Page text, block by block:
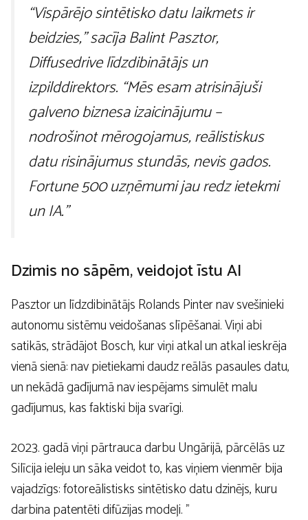
“Vispārējo sintētisko datu laikmets ir
beidzies,” sacīja Balint Pasztor,
Diffusedrive līdzdibinātājs un
izpilddirektors. “Mēs esam atrisinājuši
galveno biznesa izaicinājumu –
nodrošinot mērogojamus, reālistiskus
datu risinājumus stundās, nevis gados.
Fortune 500 uzņēmumi jau redz ietekmi
un IA.”
Dzimis no sāpēm, veidojot īstu AI
Pasztor un līdzdibinātājs Rolands Pinter nav svešinieki
autonomu sistēmu veidošanas slīpēšanai. Viņi abi
satikās, strādājot Bosch, kur viņi atkal un atkal ieskrēja
vienā sienā: nav pietiekami daudz reālās pasaules datu,
un nekādā gadījumā nav iespējams simulēt malu
gadījumus, kas faktiski bija svarīgi.
2023. gadā viņi pārtrauca darbu Ungārijā, pārcēlās uz
Silīcija ieleju un sāka veidot to, kas viņiem vienmēr bija
vajadzīgs: fotoreālistisks sintētisko datu dzinējs, kuru
darbina patentēti difūzijas modeļi. ”